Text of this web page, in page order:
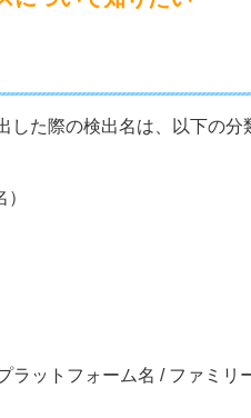
した際の検出名は、以下の
ラットフォーム名 / ファミリ